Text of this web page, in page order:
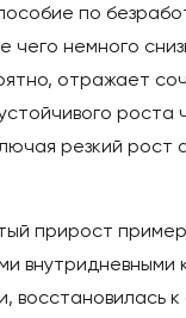
по
чего немного
отражает
роста
резкий рост
прирост
внутридневными